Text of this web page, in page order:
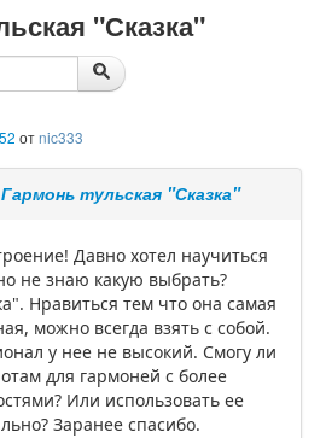
"Сказка"
отnic333
Гармонь тульская "Сказка"
Давно хотел научиться
не знаю какую выбрать?
Нравиться тем что она самая
можно всегда взять с собой.
у нее не высокий. Смогу ли
для гармоней с более
Или использовать ее
Заранее спасибо.